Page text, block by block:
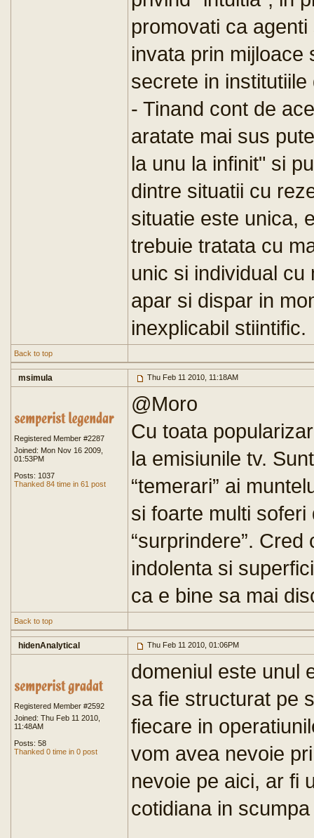
promovati ca
invata prin mijloace
secrete in
- Tinand cont de
aratate mai sus
la unu la infinit" si
dintre situatii cu
situatie este unica,
trebuie tratata cu
unic si individual
apar si dispar in
inexplicabil stiintific.
Back to top
msimula Thu Feb 11 2010, 11:18AM
Registered Member #2287
Joined: Mon Nov 16 2009,
01:53PM
Posts: 1037
Thanked 84 time in 61 post
@Moro
Cu toata
la emisiunile tv.
“temerari” ai
si foarte multi
“surprindere”.
indolenta si
ca e bine sa mai
Back to top
hidenAnalytical Thu Feb 11 2010, 01:06PM
Registered Member #2592
Joined: Thu Feb 11 2010,
11:48AM
Posts: 58
Thanked 0 time in 0 post
domeniul este unul
sa fie structurat pe
fiecare in
vom avea nevoie
nevoie pe aici, ar fi
cotidiana in